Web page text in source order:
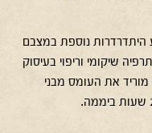
היתדרדרות נוספת במצבם
שיקומי וריפוי בעיסוק
את העומס מבני